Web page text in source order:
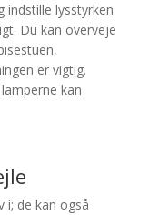
indstille lysstyrken
Du kan overveje
er vigtig.
kan
i; de kan også